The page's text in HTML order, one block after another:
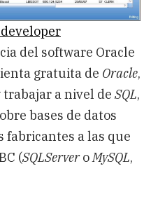
del software Oracle
gratuita de Oracle,
a nivel de SQL,
bases de datos
fabricantes a las que
(SQLServeroMySQL,